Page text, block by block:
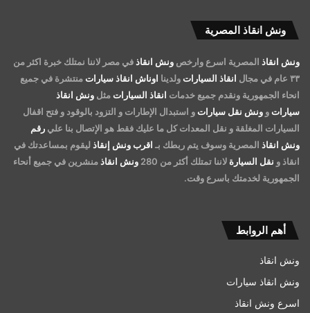
ونش انقاذ المصرية
ونش انقاذ المصرية اسرع وارخص ونش انقاذفي مصر لاننا نمتلك خبرة اكثر من
٣٣ عام في مجال
انقاذ السيارات ولدينا اوناش انقاذ سيارات منتشرة في جميع
انحاء الجمهورية ونقدم جميع خدمات انقاذ السيارات مثل ونش انقاذ
سيارات و ونش نقل سيارات و استبدال الإطارات و التزود بالوقود و فتح اقفال
السيارات المغلقة و نقل المعدات كل ما عليك فقط هو الإتصال بنا علي رقم
ونش انقاذ المصرية وسوف يتم ربطك بـ اقرب ونش إنقاذ ليقوم بمساعدتك في
انقاذ و نقل السيارة لاننا تمتلك أكثر من 280 ونش انقاذمنشرين في جميع أنحاء
الجمهورية لخدمتك باسرع وقت.
أهم الروابط
ونش انقاذ
ونش انقاذ سيارات
اسرع ونش انقاذ